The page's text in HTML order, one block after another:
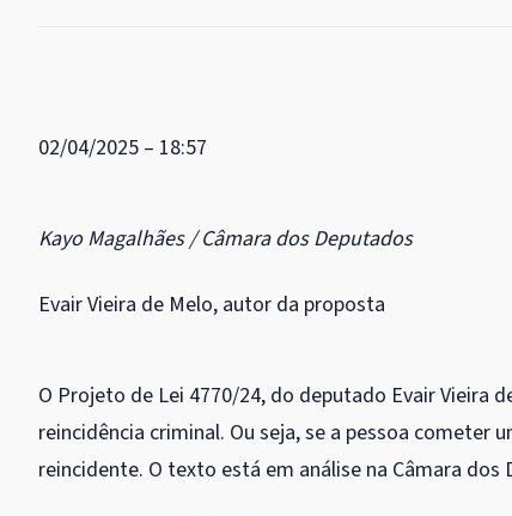
02/04/2025 – 18:57
Kayo Magalhães / Câmara dos Deputados
Evair Vieira de Melo, autor da proposta
O Projeto de Lei 4770/24, do deputado Evair Vieira
reincidência criminal. Ou seja, se a pessoa cometer
reincidente. O texto está em análise na Câmara dos